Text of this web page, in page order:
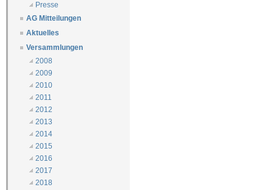
Presse
AG Mitteilungen
Aktuelles
Versammlungen
2008
2009
2010
2011
2012
2013
2014
2015
2016
2017
2018